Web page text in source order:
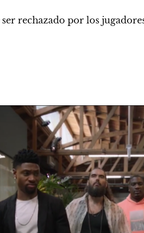
rechazado por los